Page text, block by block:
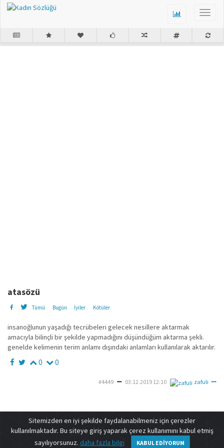
Sitemizden en iyi şekilde faydalanabilmeniz için çerezler
kullanılmaktadır. Bu siteye giriş yaparak çerez kullanımını kabul etmiş
sayılıyorsunuz. daha fazla bilgi KABUL EDIYORUM
atasözü
Tümü Bugün İyiler Kötüler
insanoğlunun yaşadığı tecrübeleri gelecek nesillere aktarmak
amacıyla bilinçli bir şekilde yapmadığını düşündüğüm aktarma şekli.
genelde kelimenin terim anlamı dışındaki anlamları kullanılarak aktarılır.
0 0
#4449 03.12.2019 12:10 zafuli
deneme
iletişim|s.s.s|facebook|instagram